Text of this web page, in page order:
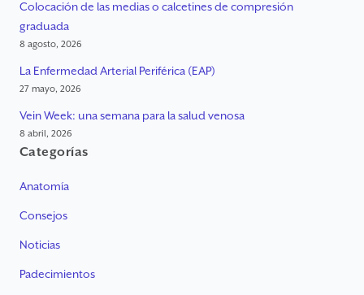
Colocación de las medias o calcetines de compresión
graduada
8 agosto, 2026
La Enfermedad Arterial Periférica (EAP)
27 mayo, 2026
Vein Week: una semana para la salud venosa
8 abril, 2026
Categorías
Anatomía
Consejos
Noticias
Padecimientos